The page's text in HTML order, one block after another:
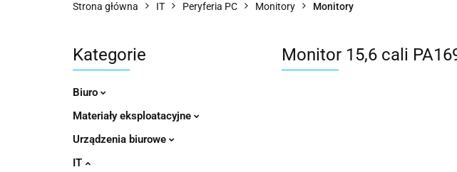
Strona główna IT Peryferia PC Monitory Monitory
Kategorie
Biuro
Materiały eksploatacyjne
Urządzenia biurowe
IT
Monitor 15,6 cali